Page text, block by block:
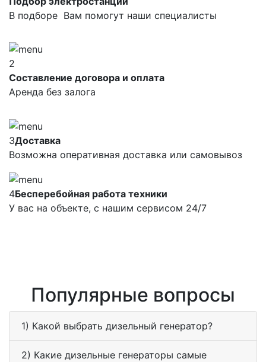
В подборе Вам помогут наши специалисты
2
Составление договора и оплата
Аренда без залога
3Доставка
Возможна оперативная доставка или самовывоз
4Бесперебойная работа техники
У вас на объекте, с нашим сервисом 24/7
Популярные вопросы
1) Какой выбрать дизельный генератор?
2) Какие дизельные генераторы самые